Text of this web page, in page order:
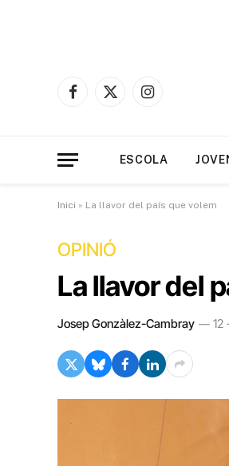
Facebook
X
Instagram
ESCOLA
Inici » La llavor del país que volem
OPINIÓ
La llavor del
Josep Gonzàlez-Cambray 12